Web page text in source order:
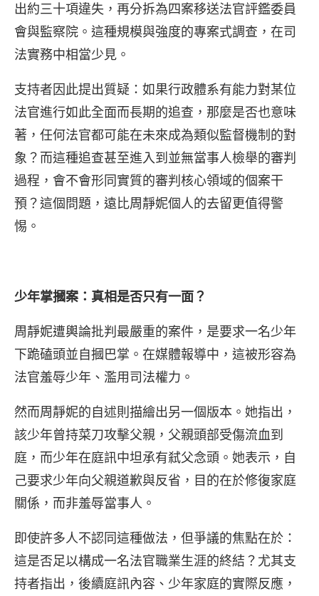
出約三十項違失，再分拆為四案移送法官評鑑委員
會與監察院。這種規模與強度的專案式調查，在司
法實務中相當少見。
支持者因此提出質疑：如果行政體系有能力對某位
法官進行如此全面而長期的追查，那麼是否也意味
著，任何法官都可能在未來成為類似監督機制的對
象？而這種追查甚至進入到並無當事人檢舉的審判
過程，會不會形同實質的審判核心領域的個案干
預？這個問題，遠比周靜妮個人的去留更值得警
惕。
少年掌摑案：真相是否只有一面？
周靜妮遭輿論批判最嚴重的案件，是要求一名少年
下跪磕頭並自摑巴掌。在媒體報導中，這被形容為
法官羞辱少年、濫用司法權力。
然而周靜妮的自述則描繪出另一個版本。她指出，
該少年曾持菜刀攻擊父親，父親頭部受傷流血到
庭，而少年在庭訊中坦承有弒父念頭。她表示，自
己要求少年向父親道歉與反省，目的在於修復家庭
關係，而非羞辱當事人。
即使許多人不認同這種做法，但爭議的焦點在於：
這是否足以構成一名法官職業生涯的終結？尤其支
持者指出，後續庭訊內容、少年家庭的實際反應，